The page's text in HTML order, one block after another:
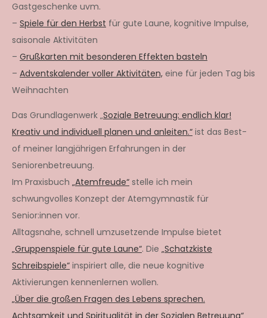
Gastgeschenke uvm.
– Spiele für den Herbst für gute Laune, kognitive Impulse,
saisonale Aktivitäten
– Grußkarten mit besonderen Effekten basteln
– Adventskalender voller Aktivitäten, eine für jeden Tag bis
Weihnachten
Das Grundlagenwerk „Soziale Betreuung: endlich klar!
Kreativ und individuell planen und anleiten.“ ist das Best-
of meiner langjährigen Erfahrungen in der
Seniorenbetreuung.
Im Praxisbuch „Atemfreude“ stelle ich mein
schwungvolles Konzept der Atemgymnastik für
Senior:innen vor.
Alltagsnahe, schnell umzusetzende Impulse bietet
„Gruppenspiele für gute Laune“. Die „Schatzkiste
Schreibspiele“ inspiriert alle, die neue kognitive
Aktivierungen kennenlernen wollen.
„Über die großen Fragen des Lebens sprechen.